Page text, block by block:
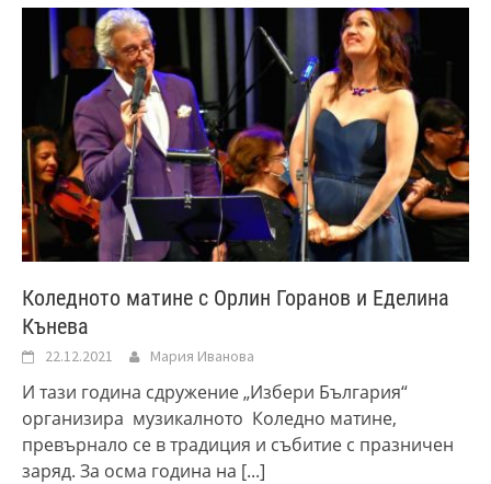
Коледното матине с Орлин Горанов и Еделина
Кънева
22.12.2021 Мария Иванова
И тази година сдружение „Избери България“
организира музикалното Коледно матине,
превърнало се в традиция и събитие с празничен
заряд. За осма година на [...]